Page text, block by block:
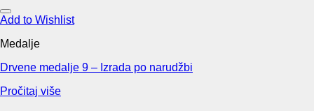
has
multiple
The
may
chosen
Add to Wishlist
Medalje
Drvene medalje 9 – Izrada po narudžbi
Pročitaj više